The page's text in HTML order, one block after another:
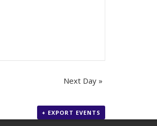
Next Day »
+ EXPORT EVENTS